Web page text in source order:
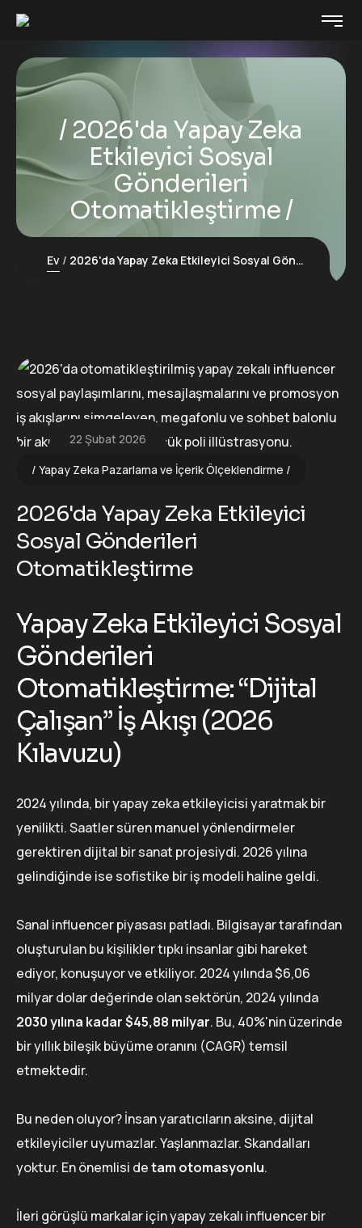
2026'da Yapay Zeka
Etkileyici Sosyal
Gönderileri
Otomatikleştirme
Ev 2026'da Yapay Zeka Etkileyici Sosyal Gönderileri Otomatikleştirme
22 Şubat 2026
Yapay Zeka Pazarlama ve İçerik Ölçeklendirme
2026'da Yapay Zeka Etkileyici
Sosyal Gönderileri
Otomatikleştirme
Yapay Zeka Etkileyici Sosyal
Gönderileri
Otomatikleştirme: “Dijital
Çalışan” İş Akışı (2026
Kılavuzu)
2024 yılında, bir yapay zeka etkileyicisi yaratmak bir
yenilikti. Saatler süren manuel yönlendirmeler
gerektiren dijital bir sanat projesiydi. 2026 yılına
gelindiğinde ise sofistike bir iş modeli haline geldi.
Sanal influencer piyasası patladı. Bilgisayar tarafından
oluşturulan bu kişilikler tıpkı insanlar gibi hareket
ediyor, konuşuyor ve etkiliyor. 2024 yılında $6,06
milyar dolar değerinde olan sektörün, 2024 yılında
2030 yılına kadar $45,88 milyar. Bu, 40%'nin üzerinde
bir yıllık bileşik büyüme oranını (CAGR) temsil
etmektedir.
Bu neden oluyor? İnsan yaratıcıların aksine, dijital
etkileyiciler uyumazlar. Yaşlanmazlar. Skandalları
yoktur. En önemlisi detam otomasyonlu.
İleri görüşlü markalar için yapay zekalı influencer bir